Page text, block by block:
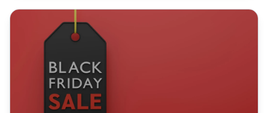
Haal het meeste uit affiliate marketing met Black Friday